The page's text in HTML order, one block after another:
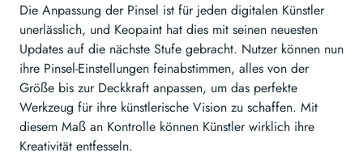
Die Anpassung der Pinsel ist für jeden digitalen Künstler
unerlässlich, und Keopaint hat dies mit seinen neuesten
Updates auf die nächste Stufe gebracht. Nutzer können nun
ihre Pinsel-Einstellungen feinabstimmen, alles von der
Größe bis zur Deckkraft anpassen, um das perfekte
Werkzeug für ihre künstlerische Vision zu schaffen. Mit
diesem Maß an Kontrolle können Künstler wirklich ihre
Kreativität entfesseln.